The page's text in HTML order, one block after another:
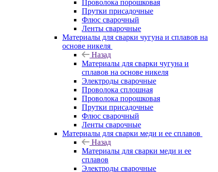
Проволока порошковая
Прутки присадочные
Флюс сварочный
Ленты сварочные
Материалы для сварки чугуна и сплавов на
основе никеля
Назад
Материалы для сварки чугуна и
сплавов на основе никеля
Электроды сварочные
Проволока сплошная
Проволока порошковая
Прутки присадочные
Флюс сварочный
Ленты сварочные
Материалы для сварки меди и ее сплавов
Назад
Материалы для сварки меди и ее
сплавов
Электроды сварочные